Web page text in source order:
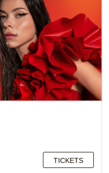
TICKETS